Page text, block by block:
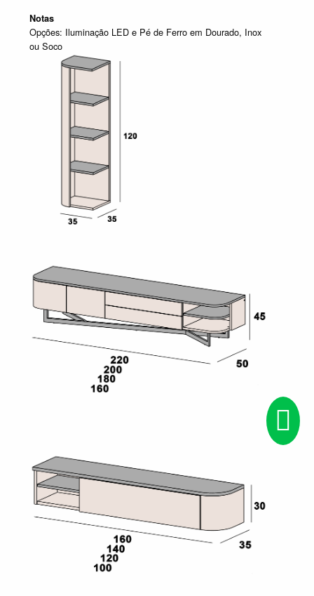
Notas
Opções: Iluminação LED e Pé de Ferro em Dourado, Inox
ou Soco